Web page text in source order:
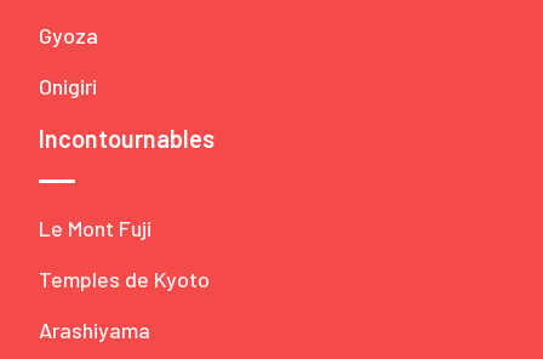
Gyoza
Onigiri
Incontournables
Le Mont Fuji
Temples de Kyoto
Arashiyama